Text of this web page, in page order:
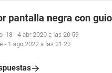
pantalla negra con
- 4 abr 2020 a las 20:59
- 1 ago 2022 a las 21:23